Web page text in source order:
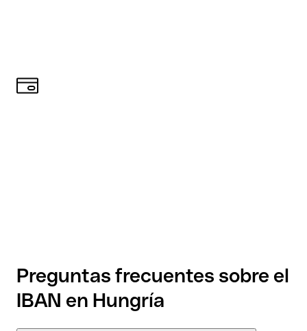
Preguntas frecuentes sobre el
IBAN en Hungría